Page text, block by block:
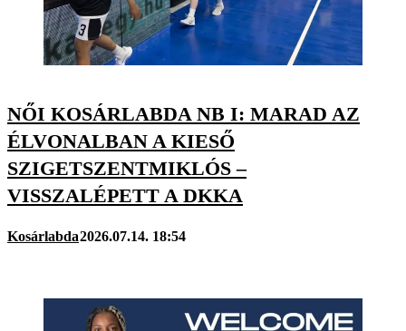
NŐI KOSÁRLABDA NB I: MARAD AZ
ÉLVONALBAN A KIESŐ
SZIGETSZENTMIKLÓS –
VISSZALÉPETT A DKKA
Kosárlabda2026.07.14. 18:54